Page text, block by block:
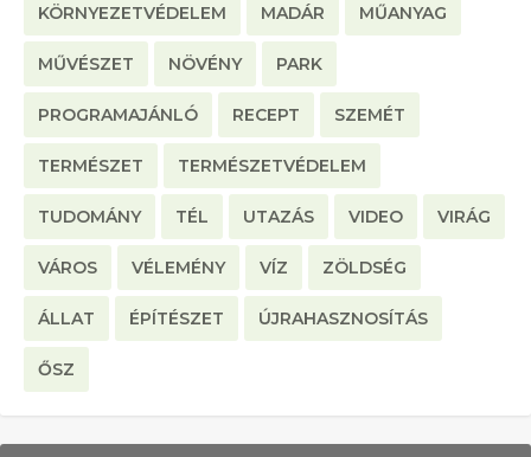
KÖRNYEZETVÉDELEM MADÁR MŰANYAG
MŰVÉSZET NÖVÉNY PARK
PROGRAMAJÁNLÓ RECEPT SZEMÉT
TERMÉSZET TERMÉSZETVÉDELEM
TUDOMÁNY TÉL UTAZÁS VIDEO VIRÁG
VÁROS VÉLEMÉNY VÍZ ZÖLDSÉG
ÁLLAT ÉPÍTÉSZET ÚJRAHASZNOSÍTÁS
ŐSZ